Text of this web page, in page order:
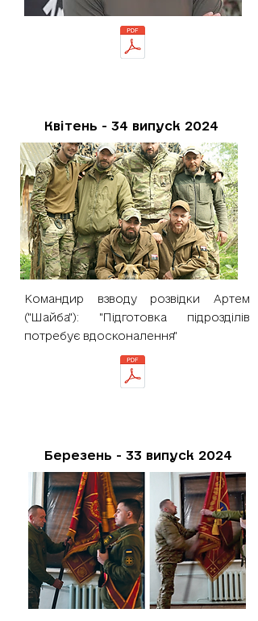
Квітень - 34 випуск 2024
Командир взводу розвідки Артем
("Шайба"): "Підготовка підрозділів
потребує вдосконалення"
Березень - 33 випуск 2024